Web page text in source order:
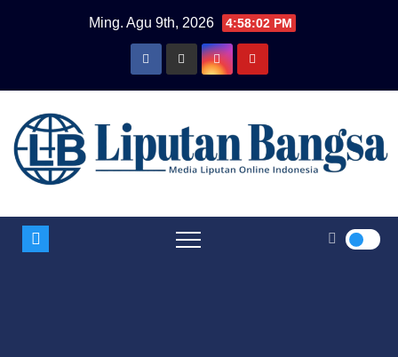
Ming. Agu 9th, 2026 4:58:02 PM